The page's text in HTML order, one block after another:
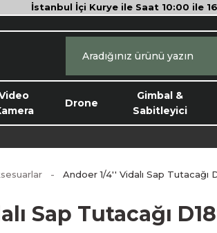
İstanbul İçi Kurye ile Saat 10:00 ile
Drone
Gimbal &
Sabitleyici
Andoer 1/4'' Vidalı Sap Tutacağı
Sap Tutacağı